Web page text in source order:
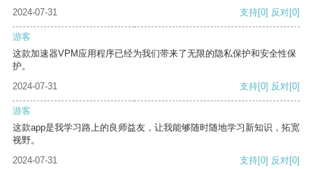
2024-07-31 支持[0] 反对[0]
游客
这款加速器VPM应用程序已经为我们带来了无限的隐私保护和安全性保
护。
2024-07-31
支持[0] 反对[0]
游客
这款app是我学习路上的良师益友，让我能够随时随地学习新知识，拓宽
视野。
2024-07-31
支持[0] 反对[0]